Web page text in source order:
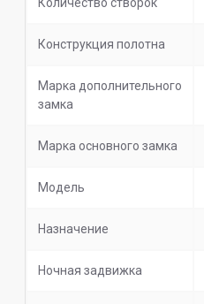
Количество створок
Конструкция полотна
Марка дополнительного
замка
Марка основного замка
Модель
Назначение
Ночная задвижка